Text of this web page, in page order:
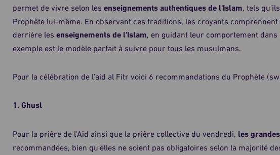
permet de vivre selon lesenseignements authentiques de l'Islam , tels
Prophète lui-même. En observant ces traditions, les croyants
derrière lesenseignements de l'Islam , en guidant leur comportement
exemple est le modèle parfait à suivre pour tous les musulmans.
Pour la célébration de l'aid al Fitr voici 6 recommandations du Prophète
1. Ghusl
Pour la prière de l'Aïd ainsi que la prière collective du vendredi, les
recommandées, bien qu'elles ne soient pas obligatoires selon la majorité